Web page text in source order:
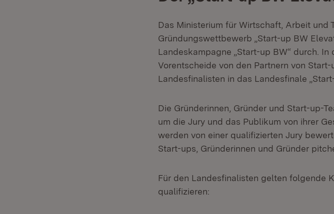
Das Ministerium für Wirtschaft, Arbeit und
Gründungswettbewerb „Start-up BW
Landeskampagne „Start-up BW“ durch.
Vorentscheide von den Partnern von
Landesfinalisten in das Landesfinale
Die Gründerinnen, Gründer und Start-up-
um die Jury und das Publikum von ihrer
werden von einer qualifizierten Jury
Start-ups, Gründerinnen und Gründer
Für den Landesfinalisten gelten folgende
qualifizieren: